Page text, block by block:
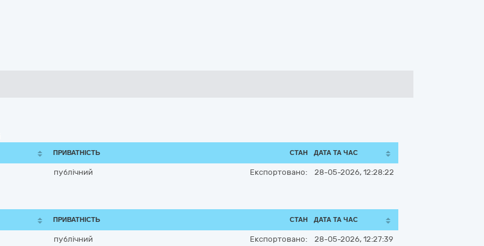
ПРИВАТНІСТЬ СТАН ДАТА ТА ЧАС
публічний Експортовано: 28-05-2026, 12:28:22
ПРИВАТНІСТЬ СТАН ДАТА ТА ЧАС
публічний Експортовано: 28-05-2026, 12:27:39